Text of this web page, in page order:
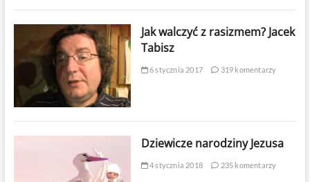
Jak walczyć z rasizmem? Jacek
Tabisz
6 stycznia 2017 319 komentarzy
Dziewicze narodziny Jezusa
4 stycznia 2018 235 komentarzy